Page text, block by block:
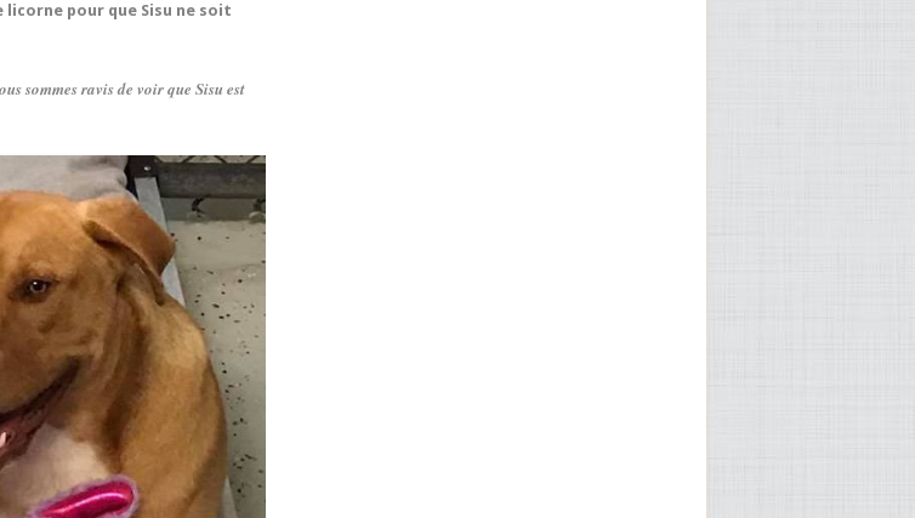
pour que Sisu ne soit
sommes ravis de voir que Sisu est